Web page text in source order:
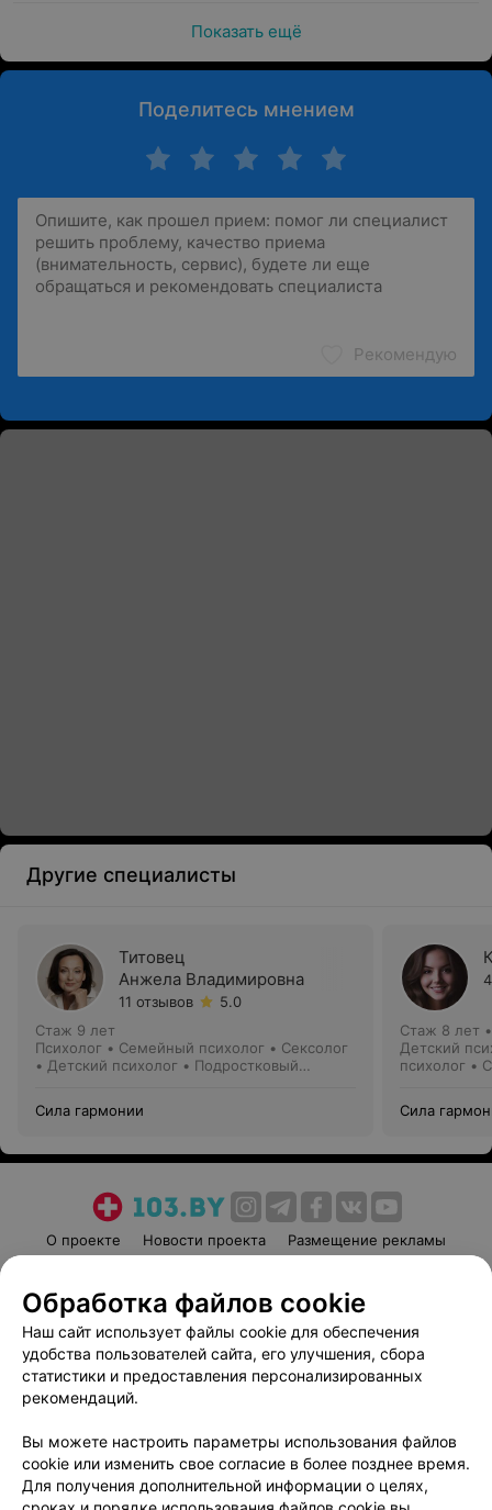
Показать ещё
Поделитесь мнением
Рекомендую
Другие специалисты
Титовец
Анжела Владимировна
11 отзывов
5.0
Стаж 9 лет
Психолог • Семейный психолог • Сексолог
• Детский психолог • Подростковый
Сила гармонии
Стаж 8 лет
Детский
психолог •
Сила
О проекте Новости проекта
Размещение рекламы
Пользовательское соглашение
Способы оплаты
Вакансии
Партнеры
Написать руководителю 103.by
Обработка персональных данных
Обработка файлов cookie
Наш сайт использует файлы cookie для обеспечения
удобства пользователей сайта, его улучшения, сбора
статистики и предоставления персонализированных
рекомендаций.
Вы можете настроить параметры использования файлов
cookie или изменить свое согласие в более позднее время.
Для получения дополнительной информации о целях,